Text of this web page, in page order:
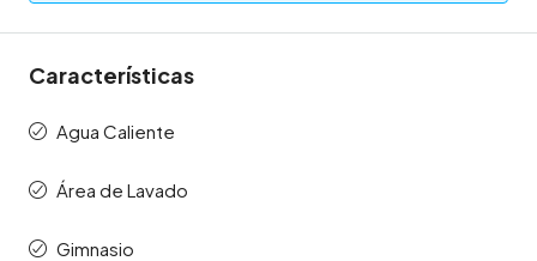
Características
Agua Caliente
Área de Lavado
Gimnasio